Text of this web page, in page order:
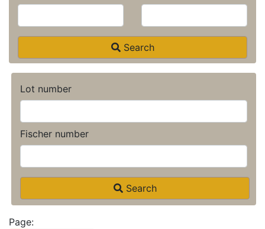
Search
Lot number
Fischer number
Search
Page: